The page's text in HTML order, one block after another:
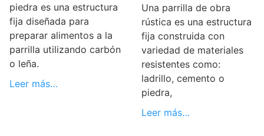
piedra es una estructura
fija diseñada para
preparar alimentos a la
parrilla utilizando carbón
o leña.
Leer más…
Una parrilla de obra
rústica es una estructura
fija construida con
variedad de materiales
resistentes como:
ladrillo, cemento o
piedra,
Leer más…